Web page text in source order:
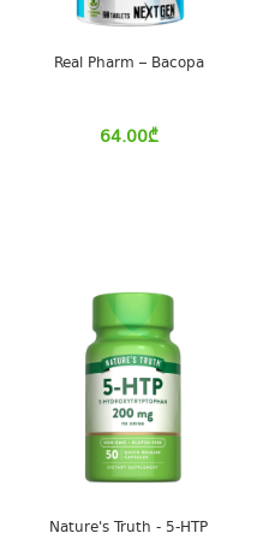
Real Pharm – Bacopa
64.00₾
Nature's Truth - 5-HTP